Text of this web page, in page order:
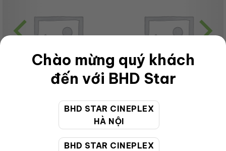
Chào mừng quý khách
đến với BHD Star
BHD STAR CINEPLEX
HÀ NỘI
BHD STAR CINEPLEX
OL GrabMoca Combo –
CHƯA PHÂN LOẠI
Adult-VIP-2D-HL
75,000VNĐ